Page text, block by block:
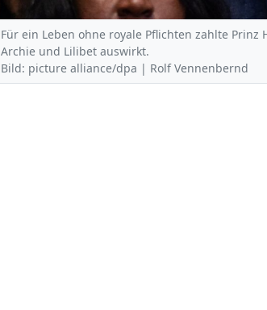
Für ein Leben ohne royale Pflichten zahlte
Archie und Lilibet auswirkt.
Bild: picture alliance/dpa | Rolf Vennenbernd